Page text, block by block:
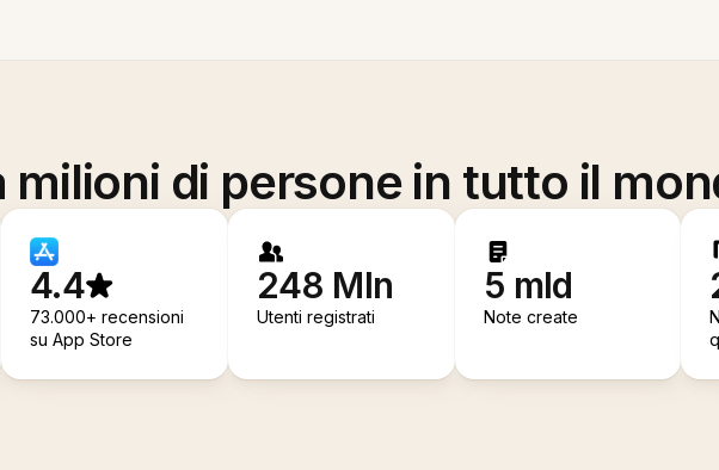
milioni di persone in tutto il
4.4
73.000+ recensioni
su App Store
248 Mln
Utenti registrati
5 mld
Note create